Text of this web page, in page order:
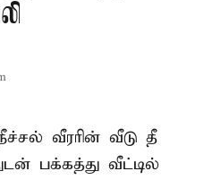
வீரரின் வீடு தீ
பக்கத்து வீட்டில்